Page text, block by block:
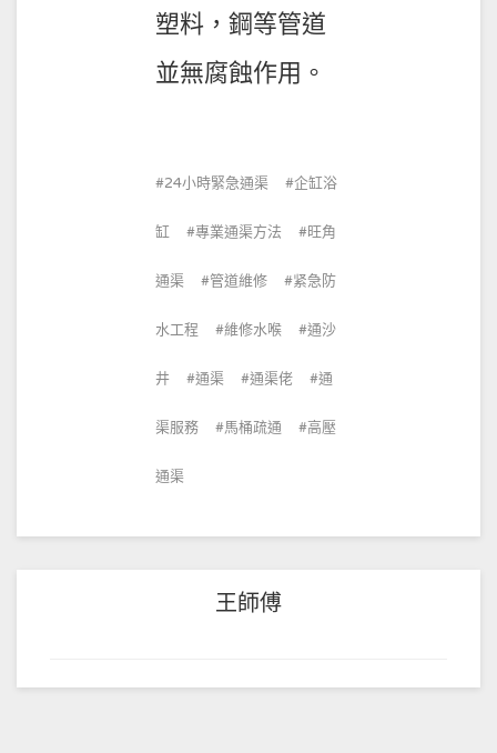
塑料，鋼等管道
並無腐蝕作用。
24小時緊急通渠 企缸浴
缸 專業通渠方法 旺角
通渠 管道維修 紧急防
水工程 維修水喉 通沙
井 通渠 通渠佬 通
渠服務 馬桶疏通 高壓
通渠
王師傅